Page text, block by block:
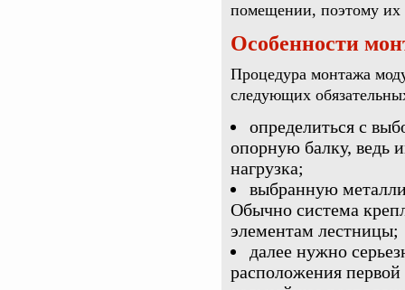
помещении, поэтому их
Особенности
Процедура монтажа
следующих
определиться с
опорную балку, ведь
нагрузка;
выбранную
Обычно система
элементам лестницы;
далее нужно
расположения